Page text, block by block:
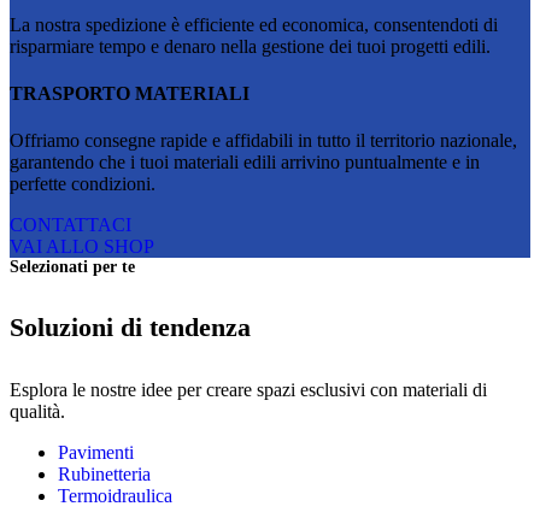
La nostra spedizione è efficiente ed economica, consentendoti di
risparmiare tempo e denaro nella gestione dei tuoi progetti edili.
TRASPORTO MATERIALI
Offriamo consegne rapide e affidabili in tutto il territorio nazionale,
garantendo che i tuoi materiali edili arrivino puntualmente e in
perfette condizioni.
CONTATTACI
VAI ALLO SHOP
Selezionati per te
Soluzioni di tendenza
Esplora le nostre idee per creare spazi esclusivi con materiali di
qualità.
Pavimenti
Rubinetteria
Termoidraulica